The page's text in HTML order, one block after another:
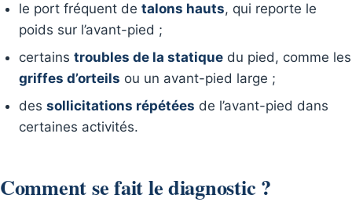
le port fréquent de talons hauts, qui reporte le
poids sur l’avant-pied ;
certains troubles de la statiquedu pied, comme les
griffes d’orteils ou un avant-pied large ;
des sollicitations répétées de l’avant-pied dans
certaines activités.
Comment se fait le diagnostic ?